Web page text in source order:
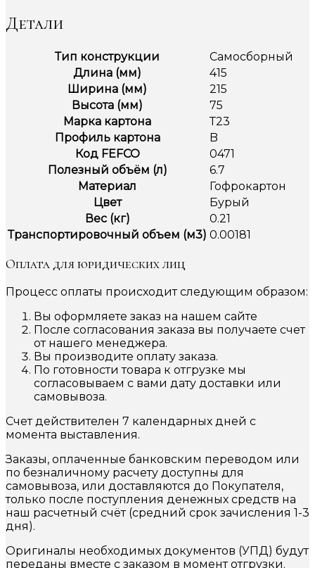
Детали
Тип конструкции
Самосборный
Длина (мм)
415
Ширина (мм)
215
Высота (мм)
75
Марка картона
Т23
Профиль картона
B
Код FEFCO
0471
Полезный объём (л)
6.7
Материал
Гофрокартон
Цвет
Бурый
Вес (кг)
0.21
Транспортировочный объем (м3) 0.00181
Оплата для юридических лиц
Процесс оплаты происходит следующим образом:
Вы оформляете заказ на нашем сайте
После согласования заказа вы получаете счет
от нашего менеджера.
Вы производите оплату заказа.
По готовности товара к отгрузке мы
согласовываем с вами дату доставки или
самовывоза.
Счет действителен 7 календарных дней с
момента выставления.
Заказы, оплаченные банковским переводом или
по безналичному расчету доступны для
самовывоза, или доставляются до Покупателя,
только после поступления денежных средств на
наш расчетный счёт (средний срок зачисления 1-3
дня).
Оригиналы необходимых документов (УПД) будут
переданы вместе с заказом в момент отгрузки.